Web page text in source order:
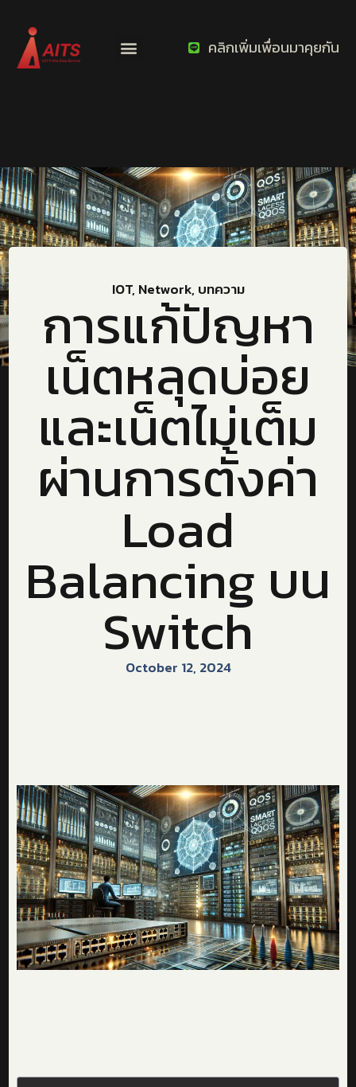
คลิกเพิ่มเพื่อนมาคุยกัน
IOT, Network, บทความ
การแก้ปัญหา
เน็ตหลุดบ่อย
และเน็ตไม่เต็ม
ผ่านการตั้งค่า
Load
Balancing บน
Switch
October 12, 2024